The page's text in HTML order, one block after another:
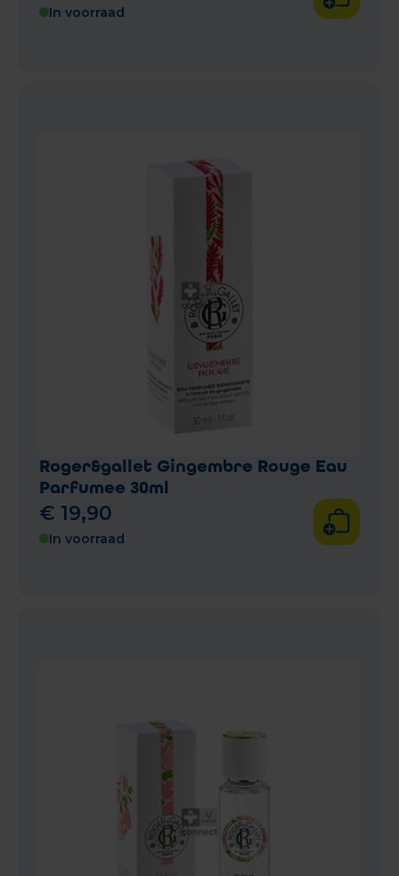
In voorraad
Roger&gallet Gingembre Rouge Eau
Parfumee 30ml
€ 19,90
In voorraad